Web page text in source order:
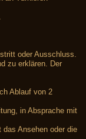
oder Ausschluss.
zu erklären. Der
Ablauf von 2
in Absprache mit
Ansehen oder die